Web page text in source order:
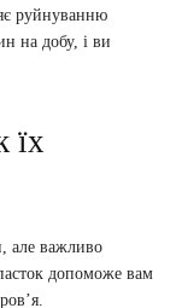
руйнуванню
на добу, і ви
їх
але важливо
допоможе вам